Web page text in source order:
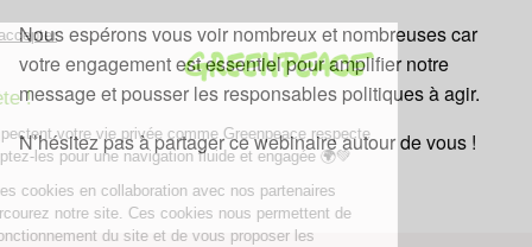
Nous espérons vous voir nombreux et nombreuses car
votre engagement est essentiel pour amplifier notre
message et pousser les responsables politiques à agir.
N’hésitez pas à partager ce webinaire autour de vous !